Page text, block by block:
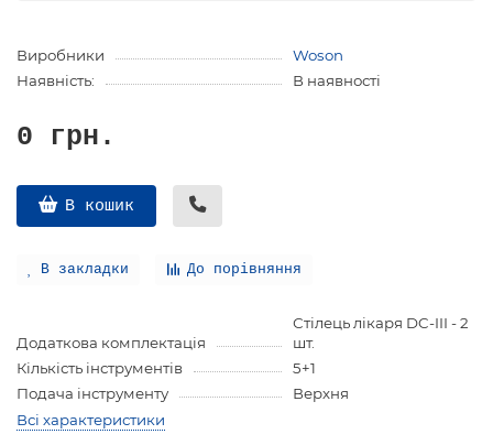
Виробники
Woson
Наявність:
В наявності
0 грн.
В кошик
В закладки До порівняння
Додаткова комплектація
Стілець лікаря DC-III - 2
шт.
Кількість інструментів
5+1
Подача інструменту
Верхня
Всі характеристики